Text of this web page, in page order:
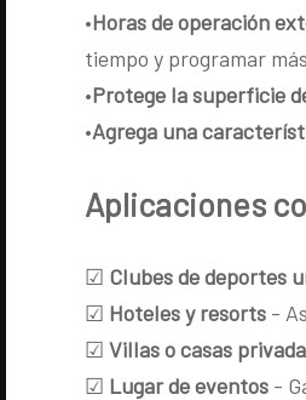
•Horas de operación
tiempo y programar
•Protege la superficie
•Agrega una
Aplicaciones
☑ Clubes de deportes
☑ Hoteles y resorts -
☑ Villas o casas
☑ Lugar de eventos -